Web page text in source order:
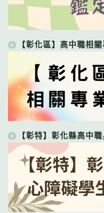
【彰化區】高中職相
【彰特】彰化縣高中